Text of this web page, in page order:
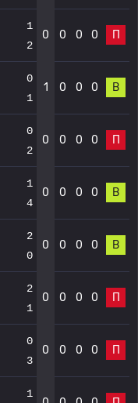
1
2
0 0 0 0 П
0
1
1 0 0 0 В
0
2
0 0 0 0 П
1
4
0 0 0 0 В
2
0
0 0 0 0 В
2
1
0 0 0 0 П
0
3
0 0 0 0 П
1